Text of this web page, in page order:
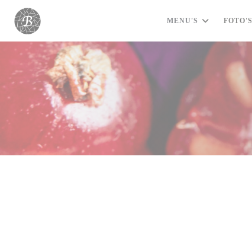
Cookies beheer paneel
MENU'S FOTO'S